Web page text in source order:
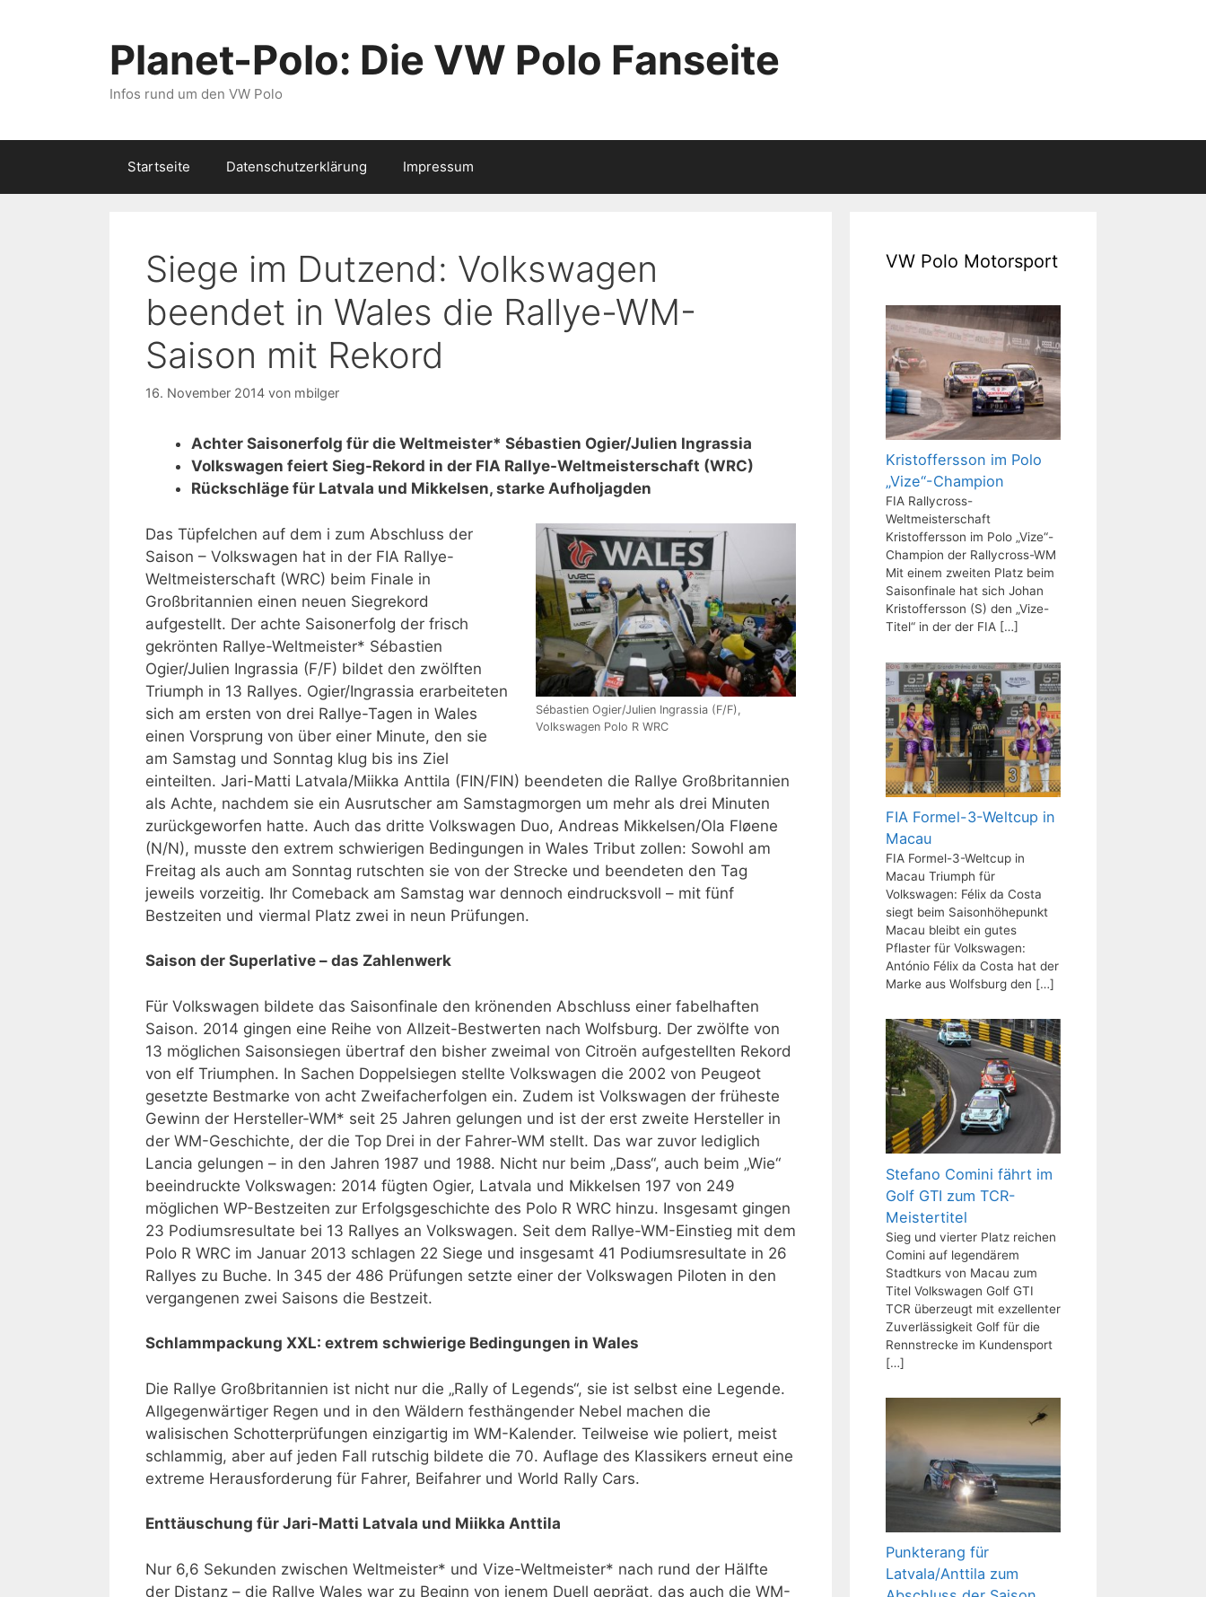
Planet-Polo: Die VW Polo Fanseite
Infos rund um den VW Polo
Startseite Datenschutzerklärung Impressum
Siege im Dutzend: Volkswagen
beendet in Wales die Rallye-WM-
Saison mit Rekord
16. November 2014 von mbilger
Achter Saisonerfolg für die Weltmeister* Sébastien Ogier/Julien Ingrassia
Volkswagen feiert Sieg-Rekord in der FIA Rallye-Weltmeisterschaft (WRC)
Rückschläge für Latvala und Mikkelsen, starke Aufholjagden
Sébastien Ogier/Julien Ingrassia (F/F),
Volkswagen Polo R WRC
Das Tüpfelchen auf dem i zum Abschluss der
Saison – Volkswagen hat in der FIA Rallye-
Weltmeisterschaft (WRC) beim Finale in
Großbritannien einen neuen Siegrekord
aufgestellt. Der achte Saisonerfolg der frisch
gekrönten Rallye-Weltmeister* Sébastien
Ogier/Julien Ingrassia (F/F) bildet den zwölften
Triumph in 13 Rallyes. Ogier/Ingrassia erarbeiteten
sich am ersten von drei Rallye-Tagen in Wales
einen Vorsprung von über einer Minute, den sie
am Samstag und Sonntag klug bis ins Ziel
einteilten. Jari-Matti Latvala/Miikka Anttila (FIN/FIN) beendeten die Rallye Großbritannien
als Achte, nachdem sie ein Ausrutscher am Samstagmorgen um mehr als drei Minuten
zurückgeworfen hatte. Auch das dritte Volkswagen Duo, Andreas Mikkelsen/Ola Fløene
(N/N), musste den extrem schwierigen Bedingungen in Wales Tribut zollen: Sowohl am
Freitag als auch am Sonntag rutschten sie von der Strecke und beendeten den Tag
jeweils vorzeitig. Ihr Comeback am Samstag war dennoch eindrucksvoll – mit fünf
Bestzeiten und viermal Platz zwei in neun Prüfungen.
Saison der Superlative – das Zahlenwerk
Für Volkswagen bildete das Saisonfinale den krönenden Abschluss einer fabelhaften
Saison. 2014 gingen eine Reihe von Allzeit-Bestwerten nach Wolfsburg. Der zwölfte von
13 möglichen Saisonsiegen übertraf den bisher zweimal von Citroën aufgestellten Rekord
von elf Triumphen. In Sachen Doppelsiegen stellte Volkswagen die 2002 von Peugeot
gesetzte Bestmarke von acht Zweifacherfolgen ein. Zudem ist Volkswagen der früheste
Gewinn der Hersteller-WM* seit 25 Jahren gelungen und ist der erst zweite Hersteller in
der WM-Geschichte, der die Top Drei in der Fahrer-WM stellt. Das war zuvor lediglich
Lancia gelungen – in den Jahren 1987 und 1988. Nicht nur beim „Dass“, auch beim „Wie“
beeindruckte Volkswagen: 2014 fügten Ogier, Latvala und Mikkelsen 197 von 249
möglichen WP-Bestzeiten zur Erfolgsgeschichte des Polo R WRC hinzu. Insgesamt gingen
23 Podiumsresultate bei 13 Rallyes an Volkswagen. Seit dem Rallye-WM-Einstieg mit dem
Polo R WRC im Januar 2013 schlagen 22 Siege und insgesamt 41 Podiumsresultate in 26
Rallyes zu Buche. In 345 der 486 Prüfungen setzte einer der Volkswagen Piloten in den
vergangenen zwei Saisons die Bestzeit.
Schlammpackung XXL: extrem schwierige Bedingungen in Wales
Die Rallye Großbritannien ist nicht nur die „Rally of Legends“, sie ist selbst eine Legende.
Allgegenwärtiger Regen und in den Wäldern festhängender Nebel machen die
walisischen Schotterprüfungen einzigartig im WM-Kalender. Teilweise wie poliert, meist
schlammig, aber auf jeden Fall rutschig bildete die 70. Auflage des Klassikers erneut eine
extreme Herausforderung für Fahrer, Beifahrer und World Rally Cars.
Enttäuschung für Jari-Matti Latvala und Miikka Anttila
Nur 6,6 Sekunden zwischen Weltmeister* und Vize-Weltmeister* nach rund der Hälfte
der Distanz – die Rallye Wales war zu Beginn von jenem Duell geprägt, das auch die WM-
VW Polo Motorsport
Kristoffersson im Polo
„Vize“-Champion
FIA Rallycross-
Weltmeisterschaft
Kristoffersson im Polo „Vize“-
Champion der Rallycross-WM
Mit einem zweiten Platz beim
Saisonfinale hat sich Johan
Kristoffersson (S) den „Vize-
Titel“ in der der FIA […]
FIA Formel-3-Weltcup in
Macau
FIA Formel-3-Weltcup in
Macau Triumph für
Volkswagen: Félix da Costa
siegt beim Saisonhöhepunkt
Macau bleibt ein gutes
Pflaster für Volkswagen:
António Félix da Costa hat der
Marke aus Wolfsburg den […]
Stefano Comini fährt im
Golf GTI zum TCR-
Meistertitel
Sieg und vierter Platz reichen
Comini auf legendärem
Stadtkurs von Macau zum
Titel Volkswagen Golf GTI
TCR überzeugt mit exzellenter
Zuverlässigkeit Golf für die
Rennstrecke im Kundensport
[…]
Punkterang für
Latvala/Anttila zum